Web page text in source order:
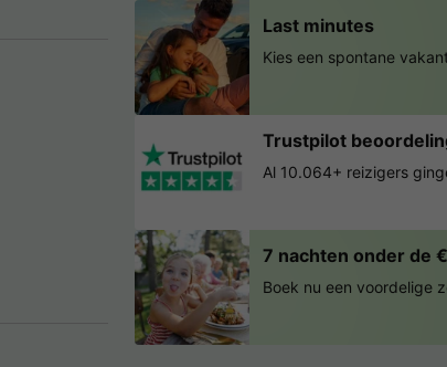
Last minutes
Kies een spontane
Trustpilot
Al 10.064+ reizigers
7 nachten onder de
Boek nu een voordelige